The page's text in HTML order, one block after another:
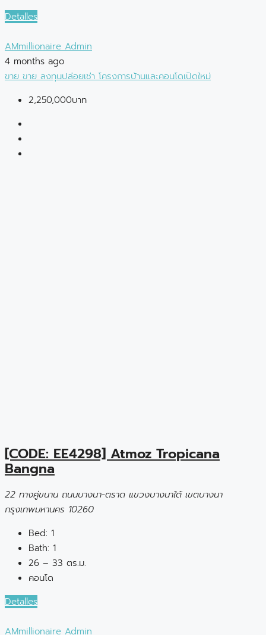
Detalles
AMmillionaire Admin
4 months ago
ขาย ขาย ลงทุนปล่อยเช่า โครงการบ้านและคอนโดเปิดใหม่
2,250,000บาท
[CODE: EE4298] Atmoz Tropicana
Bangna
22 ทางคู่ขนาน ถนนบางนา-ตราด แขวงบางนาใต้ เขตบางนา
กรุงเทพมหานคร 10260
Bed: 1
Bath: 1
26 – 33 ตร.ม.
คอนโด
Detalles
AMmillionaire Admin